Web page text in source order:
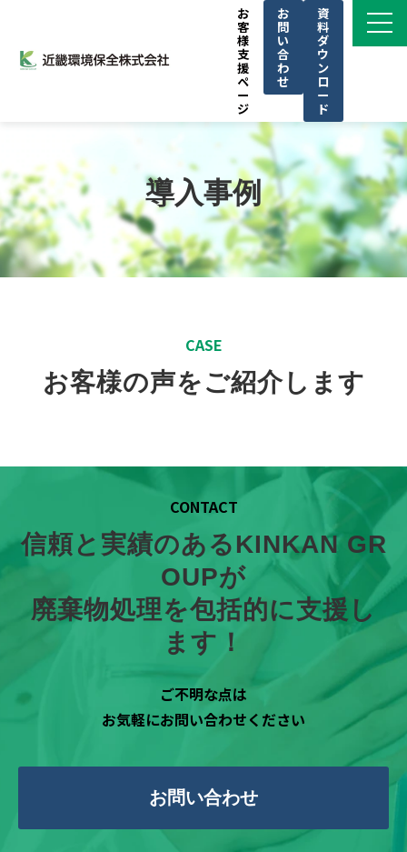
お
客
様
支
援
ペ
ー
ジ
お
問
い
合
わ
せ
資
料
ダ
ウ
ン
ロ
ー
ド
私たちの強み
導入事例
ブログ
お知らせ
セミナー
導入事例
CASE
お客様の声をご紹介します
CONTACT
信頼と実績のあるKINKAN GR
OUPが
廃棄物処理を包括的に支援し
ます！
ご不明な点は
お気軽にお問い合わせください
お問い合わせ